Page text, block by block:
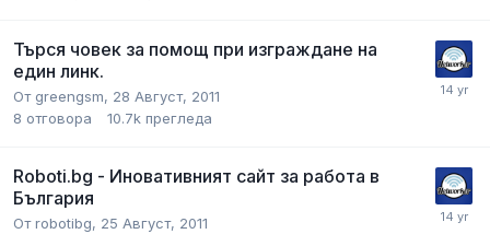
Търся човек за помощ при изграждане на
един линк.
От greengsm, 28 Август, 2011
8 отговора 10.7k прегледа
Roboti.bg - Иновативният сайт за работа в
България
Отrobotibg, 25 Август, 2011